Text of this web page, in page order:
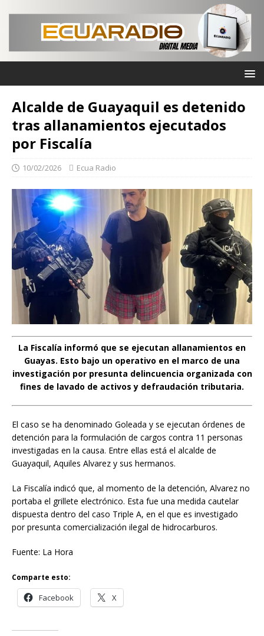
Alcalde de Guayaquil es detenido
tras allanamientos ejecutados
por Fiscalía
10/02/2026 Ecua Radio
La Fiscalía informó que se ejecutan allanamientos en
Guayas. Esto bajo un operativo en el marco de una
investigación por presunta delincuencia organizada con
fines de lavado de activos y defraudación tributaria.
El caso se ha denominado Goleada y se ejecutan órdenes de
detención para la formulación de cargos contra 11 personas
investigadas en la causa. Entre ellas está el alcalde de
Guayaquil, Aquiles Alvarez y sus hermanos.
La Fiscalía indicó que, al momento de la detención, Alvarez no
portaba el grillete electrónico. Esta fue una medida cautelar
dispuesta dentro del caso Triple A, en el que es investigado
por presunta comercialización ilegal de hidrocarburos.
Fuente: La Hora
Comparte esto:
Facebook X